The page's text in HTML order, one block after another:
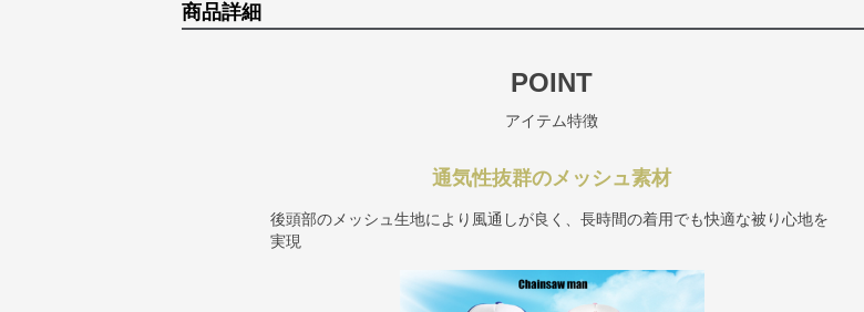
商品詳細
POINT
アイテム特徴
通気性抜群のメッシュ素材
後頭部のメッシュ生地により風通しが良く、長時間の着用でも快適な被り心地を
実現